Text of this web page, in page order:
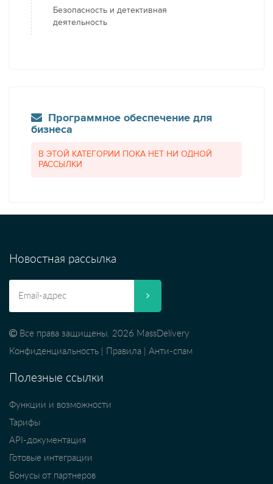
Безопасность и детективная
деятельность
Программное обеспечение для
бизнеса
В ЭТОЙ КАТЕГОРИИ ПОКА НЕТ НИ ОДНОЙ
РАССЫЛКИ
Новостная рассылка
Все права защищены. 2026 MassDelivery
Конфиденциальность
Правила Анти-спам
Полезные ссылки
Функции и возможности
Тарифы
API-документация
Готовые интеграции
Бонусы от партнеров